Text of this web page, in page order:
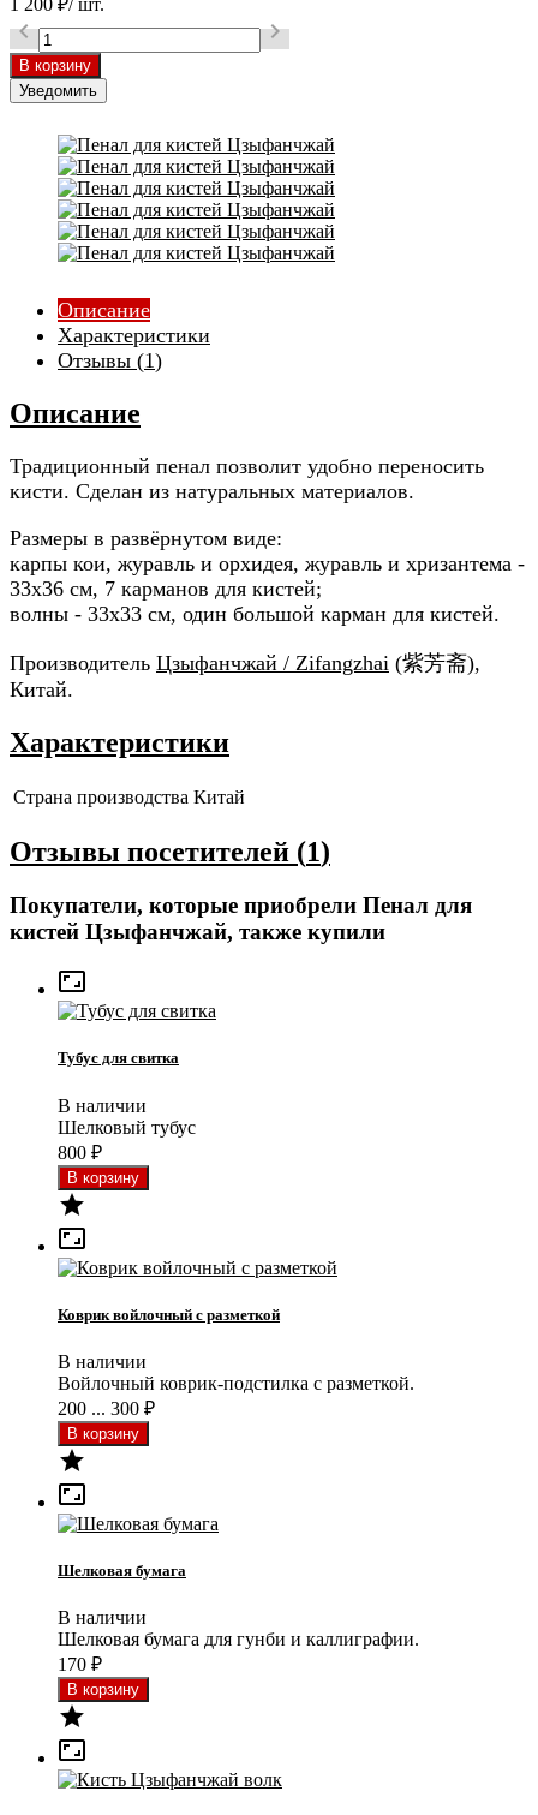
1 200 ₽/ шт.
 
Уведомить
Описание
Характеристики
Отзывы (1)
Описание
Традиционный пенал позволит удобно переносить
кисти. Сделан из натуральных материалов.
Размеры в развёрнутом виде:
карпы кои, журавль и орхидея, журавль и хризантема -
33х36 см, 7 карманов для кистей;
волны - 33х33 см, один большой карман для кистей.
Производитель Цзыфанчжай / Zifangzhai (紫芳斋),
Китай.
Характеристики
Страна производства Китай
Отзывы посетителей (1)
Покупатели, которые приобрели Пенал для
кистей Цзыфанчжай, также купили

Тубус для свитка
В наличии
Шелковый тубус
800 ₽


Коврик войлочный с разметкой
В наличии
Войлочный коврик-подстилка с разметкой.
200 ... 300 ₽


Шелковая бумага
В наличии
Шелковая бумага для гунби и каллиграфии.
170 ₽

